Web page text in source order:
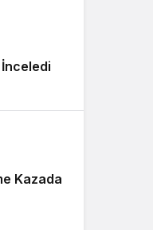
İnceledi
Kazada